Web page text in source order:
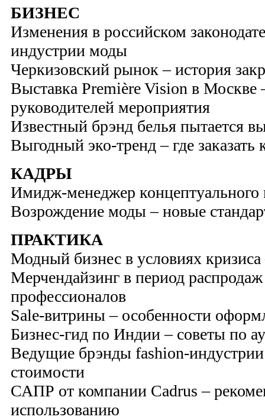
БИЗНЕС
Изменения в российском
индустрии моды
Черкизовский рынок – история
Выставка Première Vision в Москве
руководителей мероприятия
Известный брэнд белья пытается
Выгодный эко-тренд – где заказать
КАДРЫ
Имидж-менеджер концептуального
Возрождение моды – новые
ПРАКТИКА
Модный бизнес в условиях кризиса
Мерчендайзинг в период
профессионалов
Sale-витрины – особенности
Бизнес-гид по Индии – советы по
Ведущие брэнды fashion-
стоимости
САПР от компании Cadrus –
использованию